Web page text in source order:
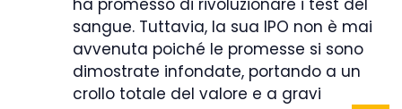
ha promesso di rivoluzionare i test del
sangue. Tuttavia, la sua IPO non è mai
avvenuta poiché le promesse si sono
dimostrate infondate, portando a un
crollo totale del valore e a gravi